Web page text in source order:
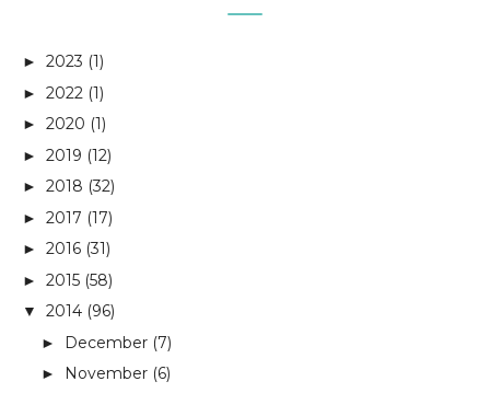
► 2023 (1)
► 2022 (1)
► 2020 (1)
► 2019 (12)
► 2018 (32)
► 2017 (17)
► 2016 (31)
► 2015 (58)
▼ 2014 (96)
► December (7)
► November (6)